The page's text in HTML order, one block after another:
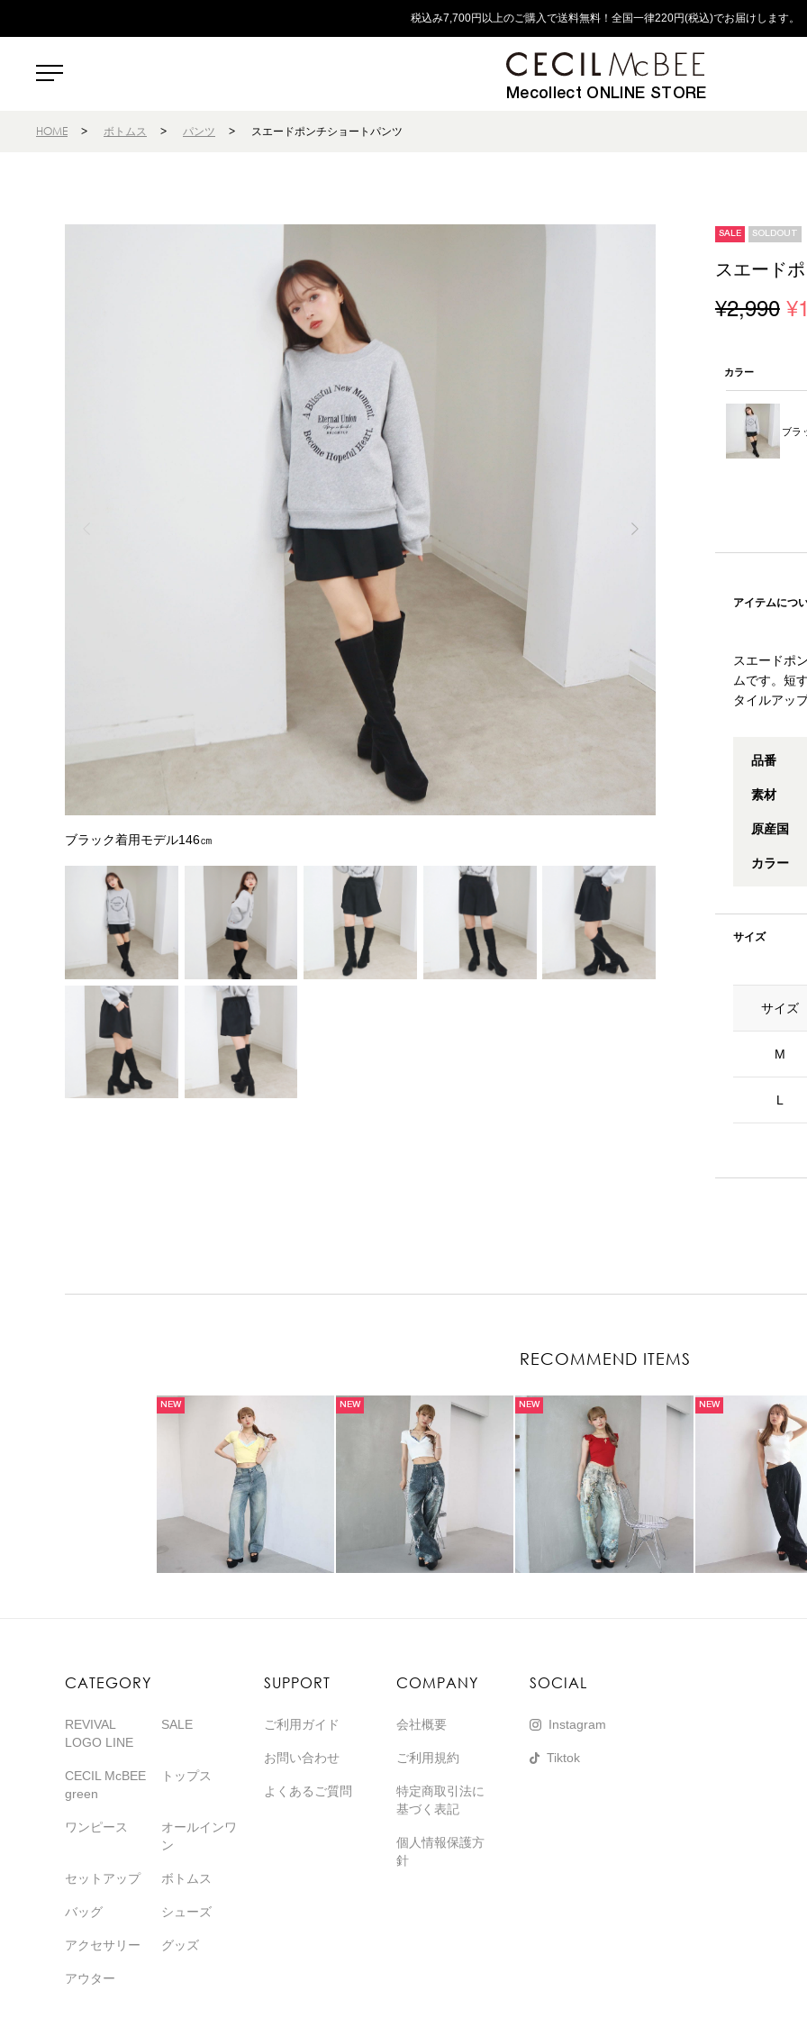
税込み7,700円以上のご購入で送料無料！全国一律220円(税込)でお届けします。
Mecollect ONLINE STORE
HOME > ボトムス > パンツ > スエードポンチショートパンツ
ブラック着用モデル146㎝
SALE SOLDOUT
スエード
¥2,990
カラー
ブラ
アイテムにつ
スエードポ
ムです。短
タイルアッ
品番
素材
原産国
カラー
サイズ
サイズ
M
L
RECOMMEND ITEMS
NEW NEW NEW NEW
CATEGORY
REVIVAL
LOGO LINE
SALE
CECIL McBEE
green
トップス
ワンピース
オールインワ
ン
セットアップ ボトムス
バッグ シューズ
アクセサリー グッズ
アウター
SUPPORT
ご利用ガイド
お問い合わせ
よくあるご質問
COMPANY
会社概要
ご利用規約
特定商取引法に
基づく表記
個人情報保護方
針
SOCIAL
Instagram
Tiktok